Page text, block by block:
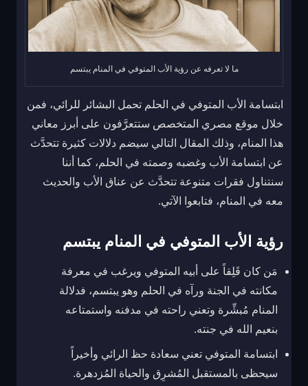
ما لا تعرفه عن رؤية الأب المتوفي في المنام يبتسم
ابتسامة الأب المتوفي في الحلم تحمل البشائر للرائي، فمن
خلال موقع مصري المتخصص ستتعرَّفون على أبرز معاني
هذا المنام، وذلك المقال التالي سيضم دلالات كثيرة تتحدَّث
عن ابتسامة الأب وغضبه وصمته في الحلم، كما أننا
سنتناول فقرات متنوعة تتحدَّث عن عناق الأب والحديث
معه في المنام، فتابعوا الآتي.
رؤية الأب المتوفي في المنام يبتسم
مَن كان قَلِقاً على أبيه المتوفي ويرغب في معرفة
مكانته في الجنة ورآه في الحلم وهو يبتسم، فدلالة
المنام مُبشِّرة وتعني راحته في مدفنه واستمتاعه
بنعيم الله في جنته.
ابتسامة المتوفي تعني سعادة حظ الرائي وأخيراً
سيحظى بالمستقبل المُشرِق والحياة المُزدهرة.